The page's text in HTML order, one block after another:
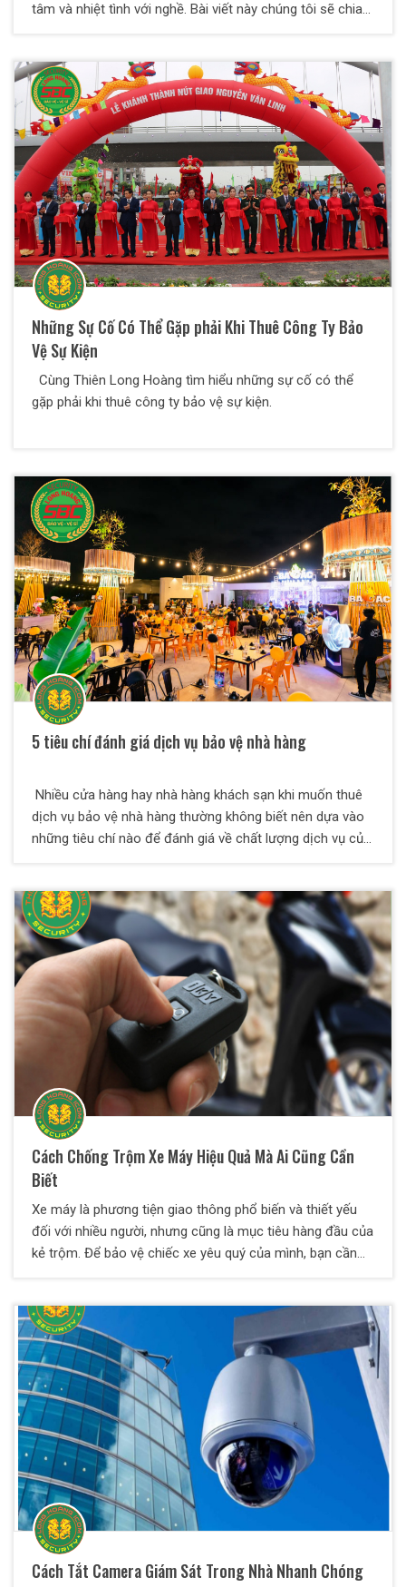
tâm và nhiệt tình với nghề. Bài viết này chúng tôi sẽ chia
chọn cho mình những nhân viên bảo vệ chất lượng nhất.
Những Sự Cố Có Thể Gặp phải Khi Thuê Công Ty Bảo
Vệ Sự Kiện
Cùng Thiên Long Hoàng tìm hiểu những sự cố có thể
gặp phải khi thuê công ty bảo vệ sự kiện.
5 tiêu chí đánh giá dịch vụ bảo vệ nhà hàng
Nhiều cửa hàng hay nhà hàng khách sạn khi muốn thuê
dịch vụ bảo vệ nhà hàng thường không biết nên dựa vào
những tiêu chí nào để đánh giá về chất lượng dịch vụ của
Cách Chống Trộm Xe Máy Hiệu Quả Mà Ai Cũng Cần
Biết
Xe máy là phương tiện giao thông phổ biến và thiết yếu
đối với nhiều người, nhưng cũng là mục tiêu hàng đầu của
kẻ trộm. Để bảo vệ chiếc xe yêu quý của mình, bạn cần
máy.
Cách Tắt Camera Giám Sát Trong Nhà Nhanh Chóng